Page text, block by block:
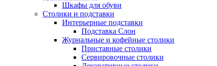
Шкафы для обуви
Столики и подставки
Интерьерные подставки
Подставка Слон
Журнальные и кофейные столики
Приставные столики
Сервировочные столики